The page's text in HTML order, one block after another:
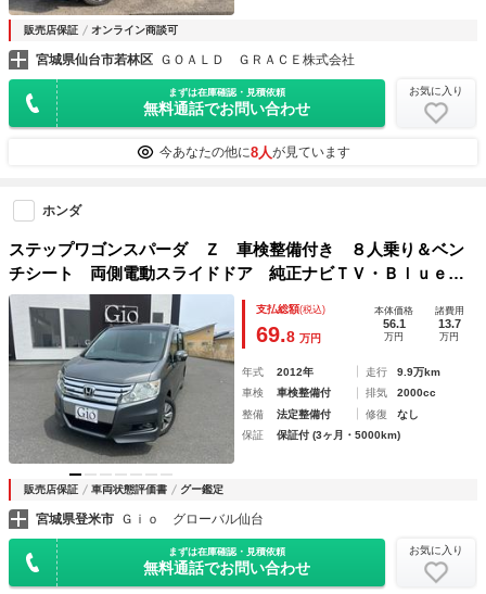
販売店保証 オンライン商談可
宮城県仙台市若林区 ＧＯＡＬＤ ＧＲＡＣＥ株式会社
まずは在庫確認・見積依頼
無料通話でお問い合わせ
お気に入り
今あなたの他に8人が見ています
ホンダ
ステップワゴンスパーダ Ｚ 車検整備付き ８人乗り＆ベン
チシート 両側電動スライドドア 純正ナビＴＶ・Ｂｌｕｅｔ
ｏｏｔｈ対応・Ｂカメラ 後席フリップダウンモニター ＨＩ
Ｄライト＆フォグ ＥＴＣ スマートキー 純正１６インチア
ルミ
支払総額(税込)
69.8 万円
本体価格
56.1
万円
諸費用
13.7
万円
年式 2012年 走行
9.9万km
車検
車検整備付 排気
2000cc
整備
法定整備付 修復
なし
保証
保証付 (3ヶ月・5000km)
販売店保証 車両状態評価書 グー鑑定
宮城県登米市 Ｇｉｏ グローバル仙台
まずは在庫確認・見積依頼
無料通話でお問い合わせ
お気に入り